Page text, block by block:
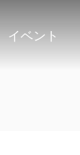
イベント